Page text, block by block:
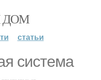
статьи
система